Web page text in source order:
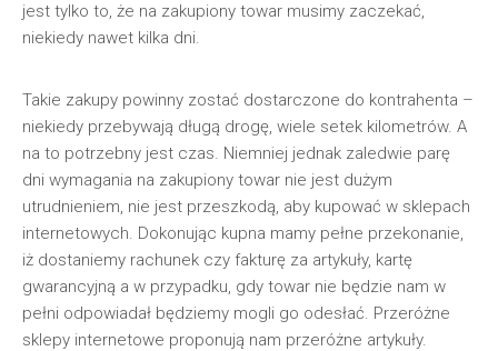
jest tylko to, że na zakupiony towar musimy zaczekać,
niekiedy nawet kilka dni.
Takie zakupy powinny zostać dostarczone do kontrahenta –
niekiedy przebywają długą drogę, wiele setek kilometrów. A
na to potrzebny jest czas. Niemniej jednak zaledwie parę
dni wymagania na zakupiony towar nie jest dużym
utrudnieniem, nie jest przeszkodą, aby kupować w sklepach
internetowych. Dokonując kupna mamy pełne przekonanie,
iż dostaniemy rachunek czy fakturę za artykuły, kartę
gwarancyjną a w przypadku, gdy towar nie będzie nam w
pełni odpowiadał będziemy mogli go odesłać. Przeróżne
sklepy internetowe proponują nam przeróżne artykuły.